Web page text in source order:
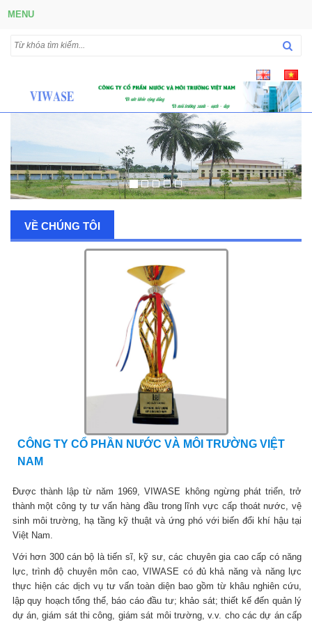
MENU
VỀ CHÚNG TÔI
CÔNG TY CỔ PHẦN NƯỚC VÀ MÔI TRƯỜNG VIỆT
NAM
Được thành lập từ năm 1969, VIWASE không ngừng phát triển, trở
thành một công ty tư vấn hàng đầu trong lĩnh vực cấp thoát nước, vệ
sinh môi trường, hạ tầng kỹ thuật và ứng phó với biến đổi khí hậu tại
Việt Nam.
Với hơn 300 cán bộ là tiến sĩ, kỹ sư, các chuyên gia cao cấp có năng
lực, trình độ chuyên môn cao, VIWASE có đủ khả năng và năng lực
thực hiện các dịch vụ tư vấn toàn diện bao gồm từ khâu nghiên cứu,
lập quy hoạch tổng thể, báo cáo đầu tư; khảo sát; thiết kế đến quản lý
dự án, giám sát thi công, giám sát môi trường, v.v. cho các dự án cấp